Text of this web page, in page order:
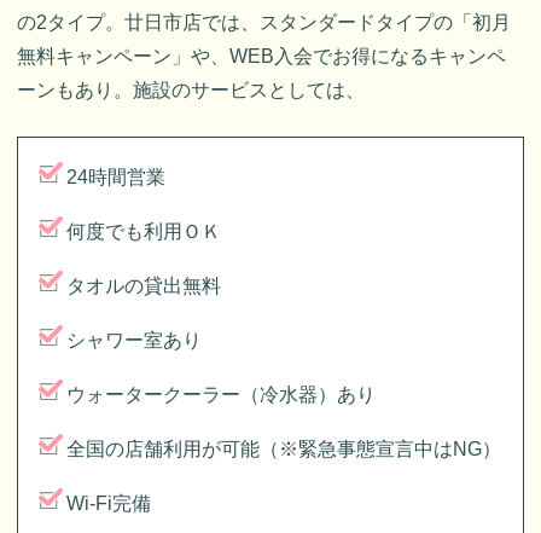
の2タイプ。廿日市店では、スタンダードタイプの「初月
無料キャンペーン」や、WEB入会でお得になるキャンペ
ーンもあり。施設のサービスとしては、
24時間営業
何度でも利用ＯＫ
タオルの貸出無料
シャワー室あり
ウォータークーラー（冷水器）あり
全国の店舗利用が可能（※緊急事態宣言中はNG）
Wi-Fi完備